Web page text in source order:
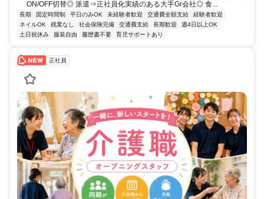
ON/OFF切替◎ 派遣⇒正社員化実績のある大手Gr会社◎ 食...
長期 固定時間制 平日のみOK 未経験者歓迎 交通費全額支給
経験者歓迎
ネイルOK
残業なし 社会保険完備 交通費支給 長期歓迎
週4日以上OK
土日祝休み
服装自由 履歴書不要 育児サポートあり
正社員